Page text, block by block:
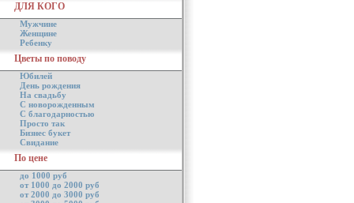
ДЛЯ КОГО
Мужчине
Женщине
Ребенку
Цветы по поводу
Юбилей
День рождения
На свадьбу
С новорожденным
С благодарностью
Просто так
Бизнес букет
Свидание
По цене
до 1000 руб
от 1000 до 2000 руб
от 2000 до 3000 руб